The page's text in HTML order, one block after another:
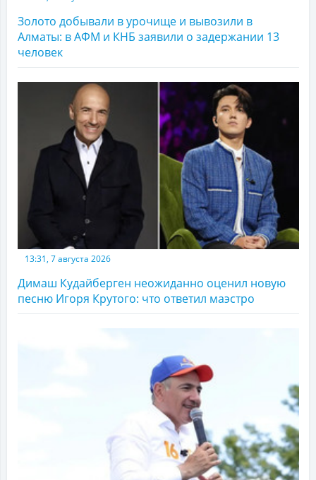
Золото добывали в урочище и вывозили в
Алматы: в АФМ и КНБ заявили о задержании 13
человек
13:31, 7 августа 2026
Димаш Кудайберген неожиданно оценил новую
песню Игоря Крутого: что ответил маэстро